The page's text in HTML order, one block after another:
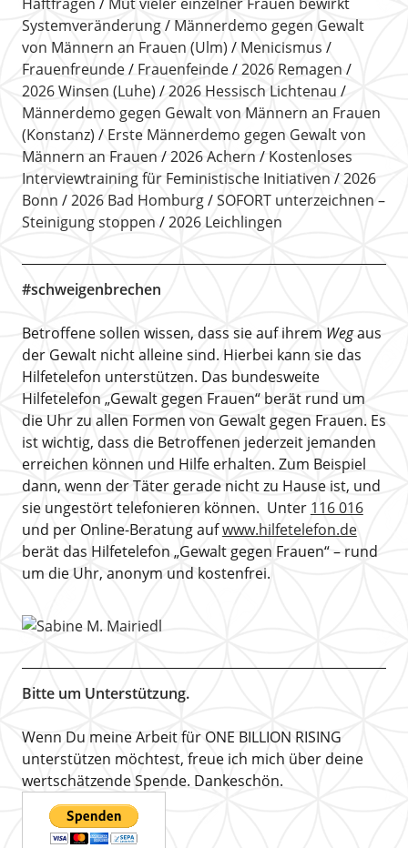
Systemveränderung
Männerdemo gegen Gewalt
von Männern an Frauen (Ulm)
Menicismus
Frauenfreunde
Frauenfeinde
2026 Remagen
2026 Winsen (Luhe)
2026 Hessisch Lichtenau
Männerdemo gegen Gewalt von Männern an Frauen
(Konstanz)
Erste Männerdemo gegen Gewalt von
Männern an Frauen
2026 Achern
Kostenloses
Interviewtraining für Feministische Initiativen
2026
Bonn
2026 Bad Homburg
SOFORT unterzeichnen –
Steinigung stoppen
2026 Leichlingen
#schweigenbrechen
Betroffene sollen wissen, dass sie auf ihrem Wegaus
der Gewalt nicht alleine sind. Hierbei kann sie das
Hilfetelefon unterstützen. Das bundesweite
Hilfetelefon „Gewalt gegen Frauen“ berät rund um
die Uhr zu allen Formen von Gewalt gegen Frauen. Es
ist wichtig, dass die Betroffenen jederzeit jemanden
erreichen können und Hilfe erhalten. Zum Beispiel
dann, wenn der Täter gerade nicht zu Hause ist, und
sie ungestört telefonieren können. Unter 116 016
und per Online-Beratung aufwww.hilfetelefon.de
berät das Hilfetelefon „Gewalt gegen Frauen“ – rund
um die Uhr, anonym und kostenfrei.
Bitte um Unterstützung.
Wenn Du meine Arbeit für ONE BILLION RISING
unterstützen möchtest, freue ich mich über deine
wertschätzende Spende. Dankeschön.